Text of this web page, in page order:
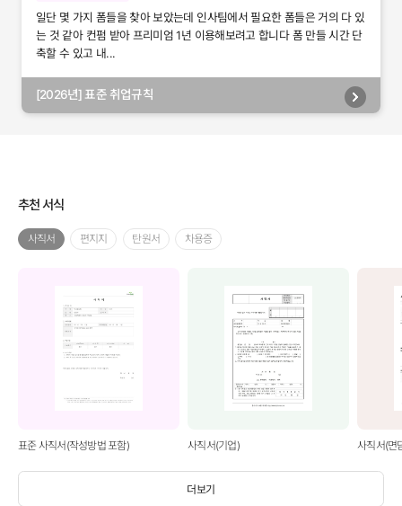
일단 몇 가지 폼들을 찾아 보았는데 인사팀에서 필요한 폼들은 거의 다 있
는 것 같아 컨펌 받아 프리미엄 1년 이용해보려고 합니다 폼 만들 시간 단
축할 수 있고 내...
[2026년] 표준 취업규칙
추천 서식
더보기
사직서 편지지 탄원서 차용증
표준 사직서(작성방법 포함) 사직서(기업) 사직서(면